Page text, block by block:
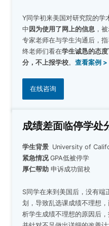
Y同学初来美国对研究院的学
中 因为使用了网上的信息 ，
专家老师在与学生沟通后，
终老师们看在学生诚恳的态
分，不上报学校。 查看案例 >
在线咨询
成绩差面临停学处
学生背景 University of
紧急情况GPA低被停学
厚仁帮助 申诉成功留校
S同学在来到美国后，没有
划，导致乱选课成绩不理想，
析学生成绩不理想的原因后